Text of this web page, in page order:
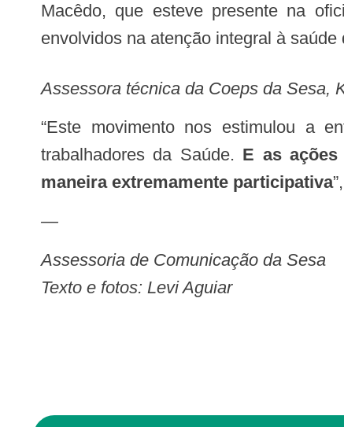
Macêdo, que esteve presente na
envolvidos na atenção integral à
Assessora técnica da Coeps da Sesa,
“Este movimento nos estimulou a entrar em discussões sobre as potencialidades e desafios no cenário da saúde dos
trabalhadores da Saúde. E as
maneira extremamente participativa
—
Assessoria de Comunicação da Sesa
Texto e fotos: Levi Aguiar